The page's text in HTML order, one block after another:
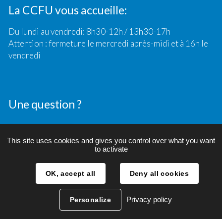
La CCFU vous accueille:
Du lundi au vendredi: 8h30-12h / 13h30-17h
Attention : fermeture le mercredi après-midi et à 16h le
vendredi
Une question ?
Plan du site
Politique de confidentialité et RGPD
This site uses cookies and gives you control over what you want
to activate
OK, accept all Deny all cookies
Personalize Privacy policy